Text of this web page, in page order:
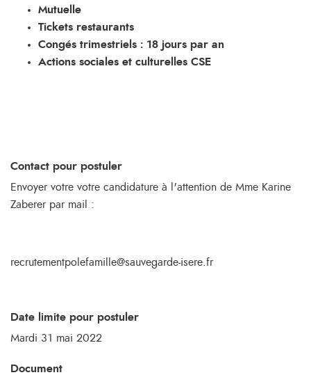
Mutuelle
Tickets restaurants
Congés trimestriels : 18 jours par an
Actions sociales et culturelles CSE
Contact pour postuler
Envoyer votre votre candidature à l'attention de Mme Karine
Zaberer par mail :
recrutementpolefamille@sauvegarde-isere.fr
Date limite pour postuler
Mardi 31 mai 2022
Document